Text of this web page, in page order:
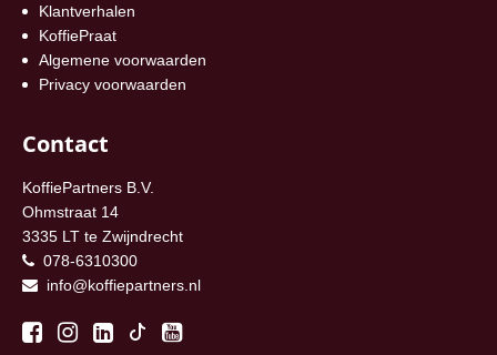
Klantverhalen
KoffiePraat
Algemene voorwaarden
Privacy voorwaarden
Contact
KoffiePartners B.V.
Ohmstraat 14
3335 LT te Zwijndrecht
078-6310300
info@koffiepartners.nl